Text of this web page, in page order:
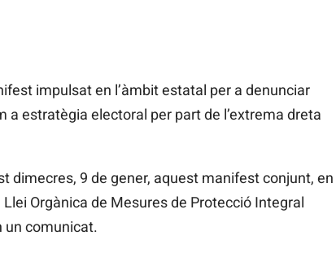
impulsat en l’àmbit estatal per a denunciar
a estratègia electoral per part de l’extrema dreta
dimecres, 9 de gener, aquest manifest conjunt, en
Orgànica de Mesures de Protecció Integral
un comunicat.